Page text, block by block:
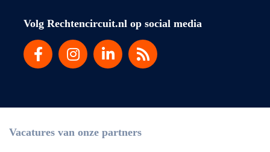
Volg Rechtencircuit.nl op social media
Vacatures van onze partners